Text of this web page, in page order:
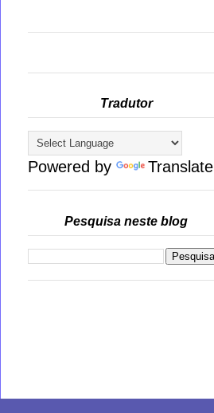
Tradutor
Powered by Translate
Pesquisa neste blog